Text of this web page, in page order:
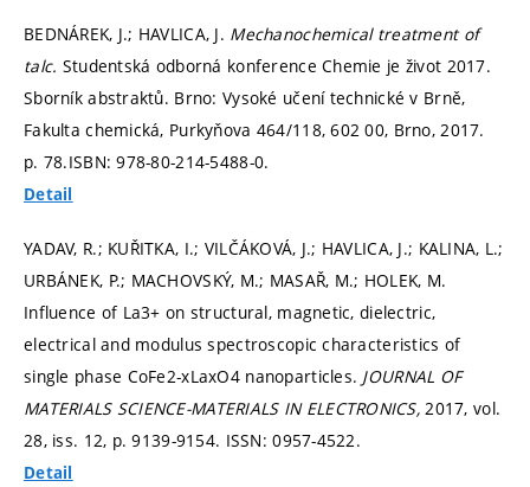
BEDNÁREK, J.; HAVLICA, J. Mechanochemical treatment of
talc. Studentská odborná konference Chemie je život 2017.
Sborník abstraktů. Brno: Vysoké učení technické v Brně,
Fakulta chemická, Purkyňova 464/118, 602 00, Brno, 2017.
p. 78.ISBN: 978-80-214-5488-0.
Detail
YADAV, R.; KUŘITKA, I.; VILČÁKOVÁ, J.; HAVLICA, J.; KALINA, L.;
URBÁNEK, P.; MACHOVSKÝ, M.; MASAŘ, M.; HOLEK, M.
Influence of La3+ on structural, magnetic, dielectric,
electrical and modulus spectroscopic characteristics of
single phase CoFe2-xLaxO4 nanoparticles. JOURNAL OF
MATERIALS SCIENCE-MATERIALS IN ELECTRONICS, 2017, vol.
28, iss. 12, p. 9139-9154. ISSN: 0957-4522.
Detail